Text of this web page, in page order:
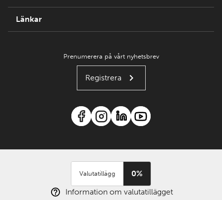
Länkar
Prenumerera på vårt nyhetsbrev
Registrera
Valutatillägg
0%
Information om valutatillägget